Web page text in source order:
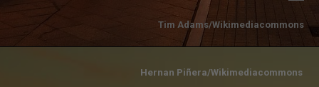
Tim Adams/Wikimediacommons
Hernan Piñera/Wikimediacommons